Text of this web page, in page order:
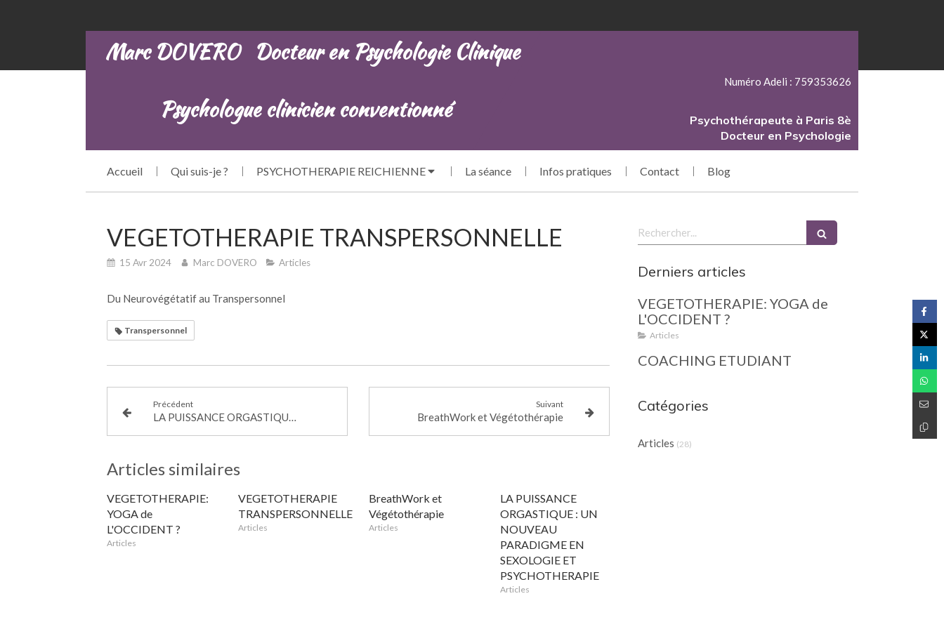
Marc DOVERO Docteur en Psychologie Clinique
Psychologue clinicien conventionné
Numéro Adeli : 759353626
Psychothérapeute à Paris 8è
Docteur en Psychologie
Accueil Qui suis-je ? PSYCHOTHERAPIE REICHIENNE La séance Infos pratiques Contact Blog
VEGETOTHERAPIE TRANSPERSONNELLE
15 Avr 2024 Marc DOVERO Articles
Du Neurovégétatif au Transpersonnel
Transpersonnel
Précédent
LA PUISSANCE ORGASTIQUE : UN NOUVEAU PARADIGME EN SEXOLOGIE ET PSYCHOTHERAPIE
Suivant
BreathWork et Végétothérapie
Articles similaires
VEGETOTHERAPIE:
YOGA de
L'OCCIDENT ?
Articles
VEGETOTHERAPIE
TRANSPERSONNELLE
Articles
BreathWork et
Végétothérapie
Articles
LA PUISSANCE
ORGASTIQUE : UN
NOUVEAU
PARADIGME EN
SEXOLOGIE ET
PSYCHOTHERAPIE
Articles
Rechercher
Derniers articles
VEGETOTHERAPIE: YOGA de
L'OCCIDENT ?
Articles
COACHING ETUDIANT
Catégories
Articles (28)